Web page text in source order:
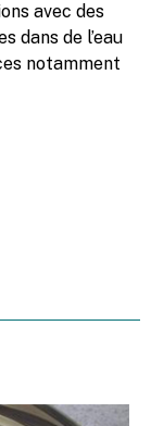
avec des
dans de l’eau
notamment